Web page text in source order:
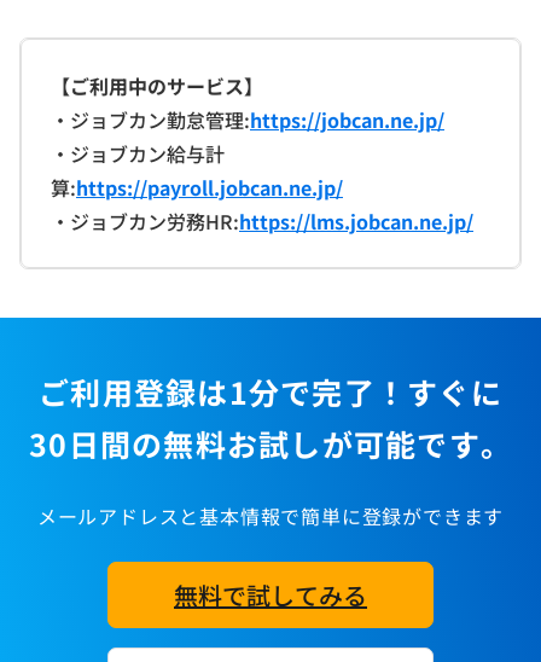
【ご利用中のサービス】
・ジョブカン勤怠管理:https://jobcan.ne.jp/
・ジョブカン給与計
算:https://payroll.jobcan.ne.jp/
・ジョブカン労務HR:https://lms.jobcan.ne.jp/
ご利用登録は1分で完了！すぐに
30日間の無料お試しが可能です。
メールアドレスと基本情報で簡単に登録ができます
無料で試してみる